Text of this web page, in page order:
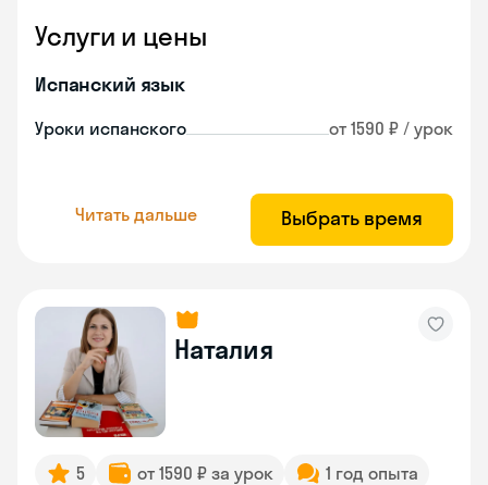
Услуги и цены
Испанский язык
Уроки испанского от 1590 ₽ / урок
Читать дальше Выбрать время
Наталия
5 от 1590 ₽ за урок
1 год опыта